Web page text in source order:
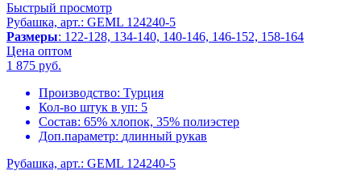
Быстрый просмотр
Рубашка, арт.: GEML 124240-5
Размеры: 122-128, 134-140, 140-146, 146-152, 158-164
Цена оптом
1 875 руб.
Производство: Турция
Кол-во штук в уп: 5
Состав: 65% хлопок, 35% полиэстер
Доп.параметр: длинный рукав
Рубашка, арт.: GEML 124240-5